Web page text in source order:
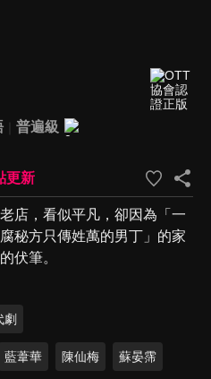
普遍級
更新
店，看似平凡，卻因為「一
秘方只傳姓萬的男丁」的家
伏筆。
劇
藍葦華 陳仙梅 蘇晏霈